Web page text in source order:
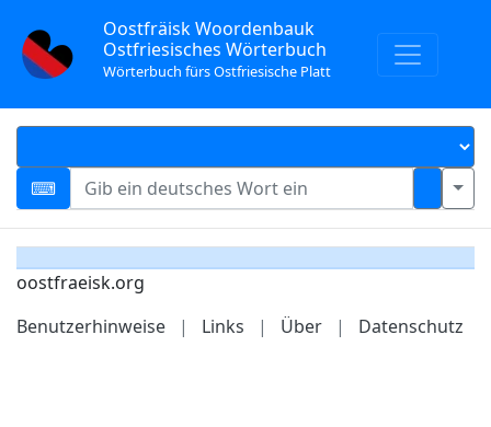
Oostfräisk Woordenbauk
Ostfriesisches Wörterbuch
Wörterbuch fürs Ostfriesische Platt
oostfraeisk.org
Benutzerhinweise
| Links | Über | Datenschutz